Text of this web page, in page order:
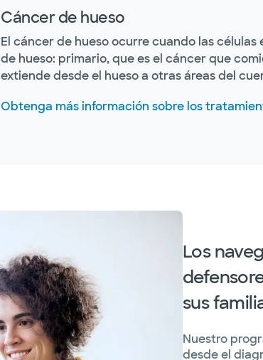
Cáncer de hueso
El cáncer de hueso ocurre cuando las
de hueso: primario, que es el cáncer que
extiende desde el hueso a otras áreas del
Obtenga más información sobre los
Los
sus
Nuestro
desde el